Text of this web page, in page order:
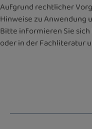
Aufgrund rechtlicher
Hinweise zu Anwendung
Bitte informieren Sie
oder in der Fachliteratur